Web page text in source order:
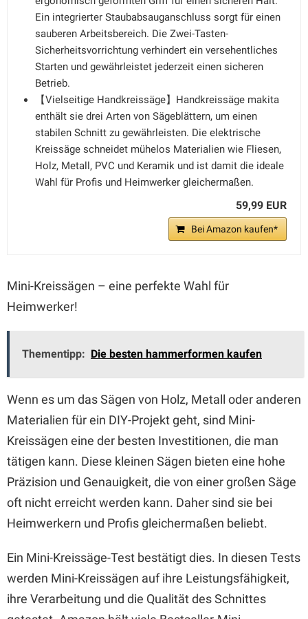
Ein integrierter Staubabsauganschluss sorgt für einen
sauberen Arbeitsbereich. Die Zwei-Tasten-
Sicherheitsvorrichtung verhindert ein versehentliches
Starten und gewährleistet jederzeit einen sicheren
Betrieb.
【Vielseitige Handkreissäge】Handkreissäge makita
enthält sie drei Arten von Sägeblättern, um einen
stabilen Schnitt zu gewährleisten. Die elektrische
Kreissäge schneidet mühelos Materialien wie Fliesen,
Holz, Metall, PVC und Keramik und ist damit die ideale
Wahl für Profis und Heimwerker gleichermaßen.
59,99 EUR
Bei Amazon kaufen*
Mini-Kreissägen – eine perfekte Wahl für
Heimwerker!
Thementipp: Die besten hammerformen kaufen
Wenn es um das Sägen von Holz, Metall oder anderen
Materialien für ein DIY-Projekt geht, sind Mini-
Kreissägen eine der besten Investitionen, die man
tätigen kann. Diese kleinen Sägen bieten eine hohe
Präzision und Genauigkeit, die von einer großen Säge
oft nicht erreicht werden kann. Daher sind sie bei
Heimwerkern und Profis gleichermaßen beliebt.
Ein Mini-Kreissäge-Test bestätigt dies. In diesen Tests
werden Mini-Kreissägen auf ihre Leistungsfähigkeit,
ihre Verarbeitung und die Qualität des Schnittes